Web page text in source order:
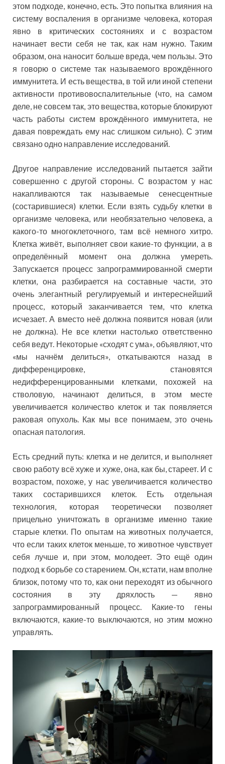
этом подходе, конечно, есть. Это попытка влияния на
систему воспаления в организме человека, которая
явно в критических состояниях и с возрастом
начинает вести себя не так, как нам нужно. Таким
образом, она наносит больше вреда, чем пользы. Это
я говорю о системе так называемого врождённого
иммунитета. И есть вещества, в той или иной степени
активности противовоспалительные (что, на самом
деле, не совсем так, это вещества, которые блокируют
часть работы систем врождённого иммунитета, не
давая повреждать ему нас слишком сильно). С этим
связано одно направление исследований.
Другое направление исследований пытается зайти
совершенно с другой стороны. С возрастом у нас
накапливаются так называемые сенесцентные
(состарившиеся) клетки. Если взять судьбу клетки в
организме человека, или необязательно человека, а
какого-то многоклеточного, там всё немного хитро.
Клетка живёт, выполняет свои какие-то функции, а в
определённый момент она должна умереть.
Запускается процесс запрограммированной смерти
клетки, она разбирается на составные части, это
очень элегантный регулируемый и интереснейший
процесс, который заканчивается тем, что клетка
исчезает. А вместо неё должна появится новая (или
не должна). Не все клетки настолько ответственно
себя ведут. Некоторые «сходят с ума», объявляют, что
«мы начнём делиться», откатываются назад в
дифференцировке, становятся
недифференцированными клетками, похожей на
стволовую, начинают делиться, в этом месте
увеличивается количество клеток и так появляется
раковая опухоль. Как мы все понимаем, это очень
опасная патология.
Есть средний путь: клетка и не делится, и выполняет
свою работу всё хуже и хуже, она, как бы, стареет. И с
возрастом, похоже, у нас увеличивается количество
таких состарившихся клеток. Есть отдельная
технология, которая теоретически позволяет
прицельно уничтожать в организме именно такие
старые клетки. По опытам на животных получается,
что если таких клеток меньше, то животное чувствует
себя лучше и, при этом, молодеет. Это ещё один
подход к борьбе со старением. Он, кстати, нам вполне
близок, потому что то, как они переходят из обычного
состояния в эту дряхлость — явно
запрограммированный процесс. Какие-то гены
включаются, какие-то выключаются, но этим можно
управлять.